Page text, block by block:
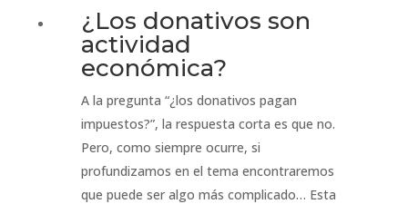
¿Los donativos son
actividad
económica?
A la pregunta “¿los donativos pagan
impuestos?”, la respuesta corta es que no.
Pero, como siempre ocurre, si
profundizamos en el tema encontraremos
que puede ser algo más complicado… Esta